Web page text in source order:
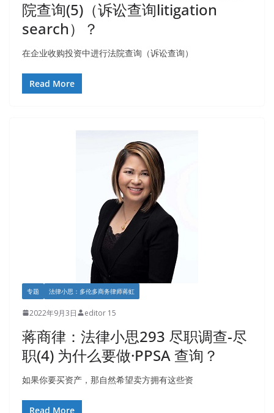
院查询(5)（诉讼查询litigation
search）？
在企业收购投资中进行法院查询（诉讼查询）
Read More
专题 法律小思：多伦多商务律师蒋虹
2022年9月3日 editor 15
蒋商律：法律小思293 尽职调查-尽
职(4) 为什么要做·PPSA 查询？
如果你要买资产，那自然希望卖方拥有这些资
Read More